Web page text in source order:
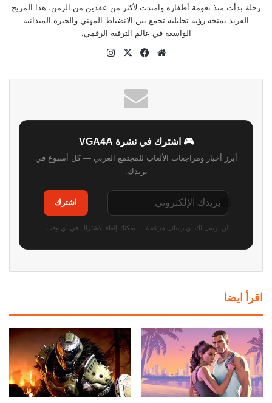
رحلة بدأت منذ نعومة أظفاره وامتدت لأكثر من عقدين من الزمن. هذا المزيج
الفريد يمنحه رؤية تحليلية تجمع بين الانضباط المهني والخبرة الميدانية
الواسعة في عالم الترفيه الرقمي.
موقع
فيسبوك
‫X
🎮 اشترك في نشرة VGA4A
أبرز أخبار ومراجعات الألعاب للمجتمع العربي — كل أسبوع في
بريدك.
اشترك
لن نرسل لك أي رسائل مزعجة — يمكنك إلغاء الاشتراك في أي وقت.
اقرأ ايضا